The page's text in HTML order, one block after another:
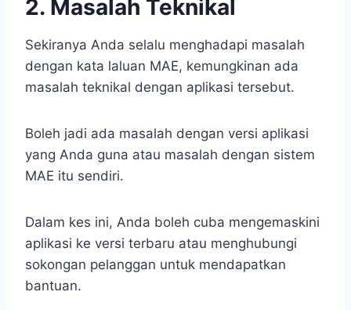
2. Masalah Teknikal
Sekiranya Anda selalu menghadapi masalah
dengan kata laluan MAE, kemungkinan ada
masalah teknikal dengan aplikasi tersebut.
Boleh jadi ada masalah dengan versi aplikasi
yang Anda guna atau masalah dengan sistem
MAE itu sendiri.
Dalam kes ini, Anda boleh cuba mengemaskini
aplikasi ke versi terbaru atau menghubungi
sokongan pelanggan untuk mendapatkan
bantuan.